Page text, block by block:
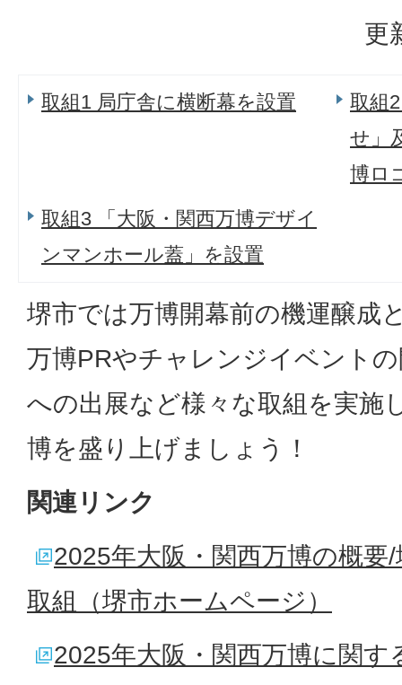
更
取組1 局庁舎に横断幕を設置
取組
せ」
博ロ
取組3 「大阪・関西万博デザイ
ンマンホール蓋」を設置
堺市では万博開幕前の機運醸成
万博PRやチャレンジイベント
への出展など様々な取組を実施
博を盛り上げましょう！
関連リンク
2025年大阪・関西万博の概要
取組（堺市ホームページ）
2025年大阪・関西万博に関す